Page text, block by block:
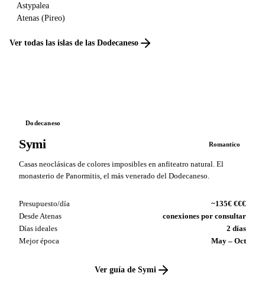
Astypalea
Atenas (Pireo)
Ver todas las islas de las Dodecaneso
Dodecaneso
Symi Romantico
Casas neoclásicas de colores imposibles en anfiteatro natural. El
monasterio de Panormitis, el más venerado del Dodecaneso.
Presupuesto/día
~135€ €€€
Desde Atenas
conexiones por consultar
Días ideales
2 días
Mejor época
May – Oct
Ver guía de Symi